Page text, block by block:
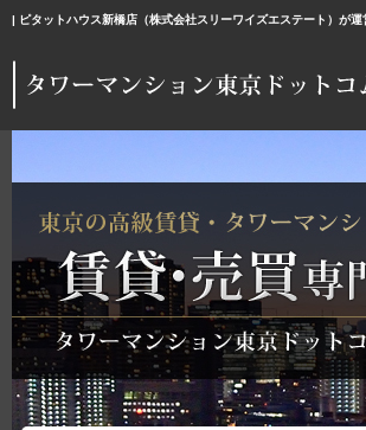
| ピタットハウス新橋店（株式会社スリーワイズエステート）が